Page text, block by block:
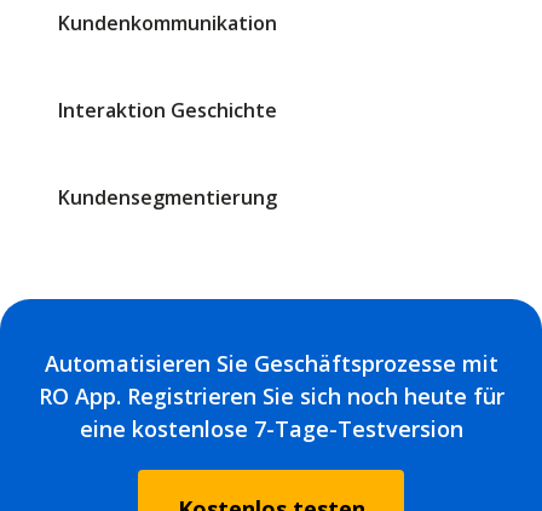
Kundenkommunikation
Interaktion Geschichte
Kundensegmentierung
Automatisieren Sie Geschäftsprozesse mit
RO App. Registrieren Sie sich noch heute für
eine kostenlose 7-Tage-Testversion